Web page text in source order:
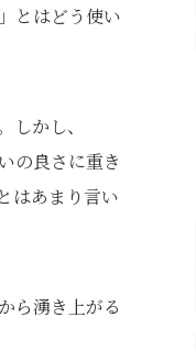
とはどう使い
かし、
の良さに重き
はあまり言い
ら湧き上がる